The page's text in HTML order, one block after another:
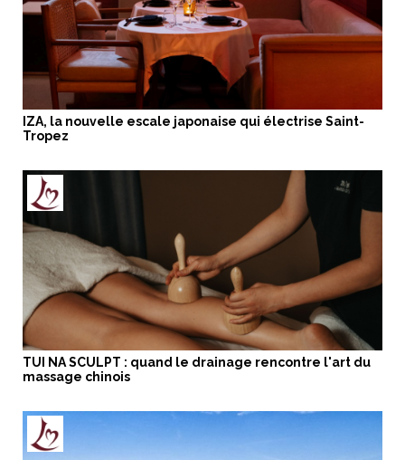
IZA, la nouvelle escale japonaise qui électrise Saint-
Tropez
TUI NA SCULPT : quand le drainage rencontre l'art du
massage chinois